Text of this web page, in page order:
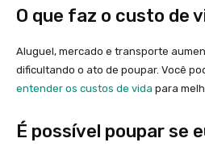
O que faz o custo de
Aluguel, mercado e transporte
dificultando o ato de poupar. Você
entender os custos de vida para
É possível poupar se